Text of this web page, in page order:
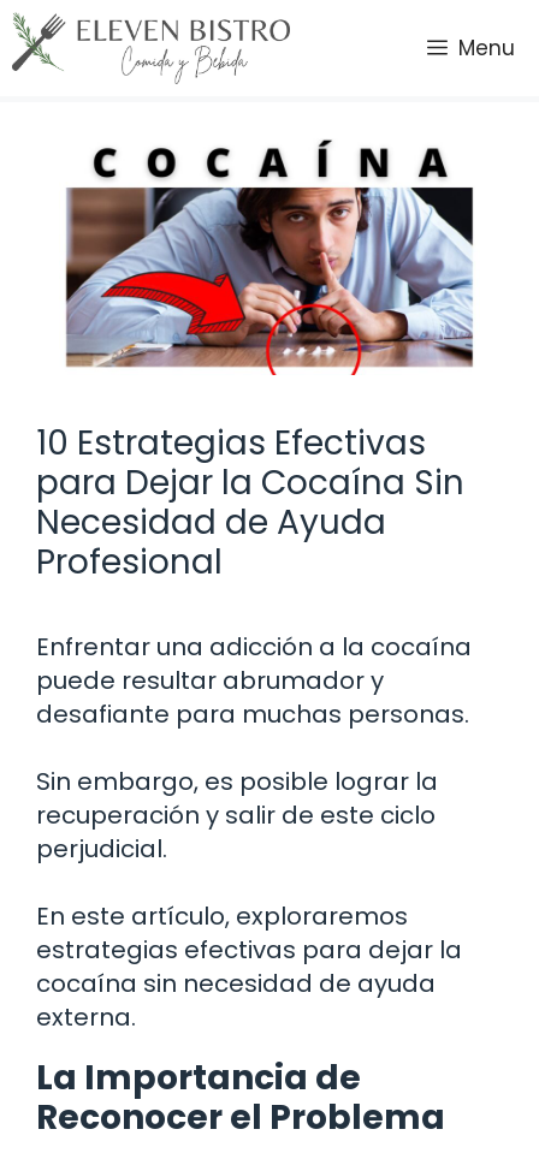
Saltar
al
contenido
Menu
10 Estrategias Efectivas
para Dejar la Cocaína Sin
Necesidad de Ayuda
Profesional
Enfrentar una adicción a la cocaína
puede resultar abrumador y
desafiante para muchas personas.
Sin embargo, es posible lograr la
recuperación y salir de este ciclo
perjudicial.
En este artículo, exploraremos
estrategias efectivas para dejar la
cocaína sin necesidad de ayuda
externa.
La Importancia de
Reconocer el Problema